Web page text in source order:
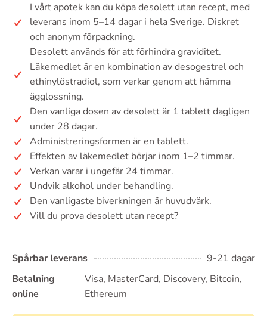
I vårt apotek kan du köpa desolett utan recept, med
leverans inom 5–14 dagar i hela Sverige. Diskret
och anonym förpackning.
Desolett används för att förhindra graviditet.
Läkemedlet är en kombination av desogestrel och
ethinylöstradiol, som verkar genom att hämma
ägglossning.
Den vanliga dosen av desolett är 1 tablett dagligen
under 28 dagar.
Administreringsformen är en tablett.
Effekten av läkemedlet börjar inom 1–2 timmar.
Verkan varar i ungefär 24 timmar.
Undvik alkohol under behandling.
Den vanligaste biverkningen är huvudvärk.
Vill du prova desolett utan recept?
Spårbar leverans
9-21 dagar
Betalning
online
Visa, MasterCard, Discovery, Bitcoin,
Ethereum